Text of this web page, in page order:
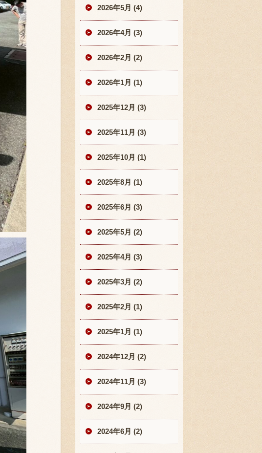
2026年5月 (4)
2026年4月 (3)
2026年2月 (2)
2026年1月 (1)
2025年12月 (3)
2025年11月 (3)
2025年10月 (1)
2025年8月 (1)
2025年6月 (3)
2025年5月 (2)
2025年4月 (3)
2025年3月 (2)
2025年2月 (1)
2025年1月 (1)
2024年12月 (2)
2024年11月 (3)
2024年9月 (2)
2024年6月 (2)